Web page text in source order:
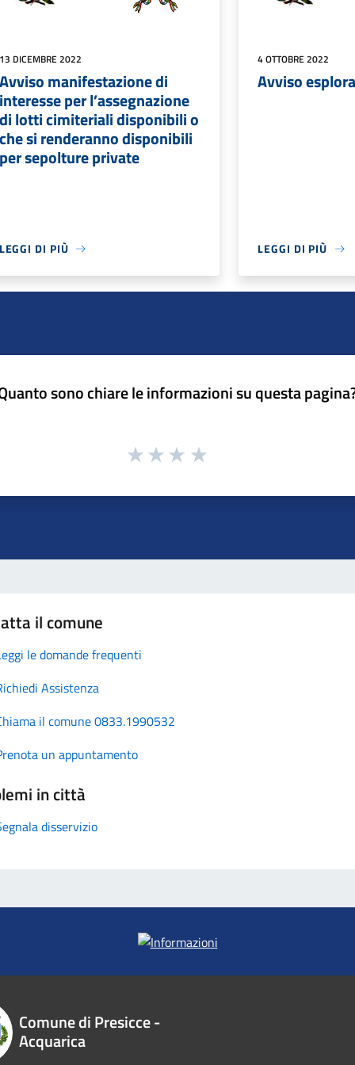
DICEMBRE 2022
manifestazione di
per l’assegnazione
lotti cimiteriali disponibili o
si renderanno disponibili
sepolture private
DI PIÙ
4 OTTOBRE 2022
Avviso
LEGGI DI PIÙ
sono chiare le informazioni su questa
il comune
le domande frequenti
Assistenza
il comune 0833.1990532
un appuntamento
in città
disservizio
Comune di Presicce -
Acquarica